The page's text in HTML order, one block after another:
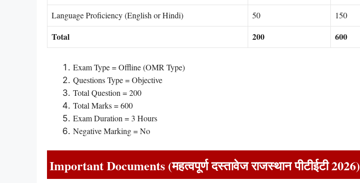
Language Proficiency (English or Hindi)
50 150
Total 200 600
Exam Type = Offline (OMR Type)
Questions Type = Objective
Total Question = 200
Total Marks = 600
Exam Duration = 3 Hours
Negative Marking = No
Important Documents (महत्वपूर्ण दस्तावेज राजस्थान पीटीईटी 2026)